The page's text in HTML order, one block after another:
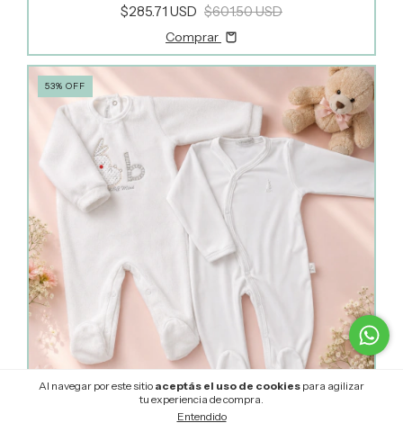
Al navegar por este sitio aceptás el uso de cookies para agilizar
tu experiencia de compra.
Entendido
$285.71 USD $601.50 USD
Comprar
1/2
53% OFF